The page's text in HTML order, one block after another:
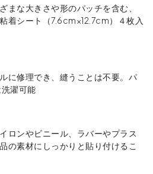
まな大きさや形のパッチを含む、
着シート（7.6cm×12.7cm）４枚入
に修理でき、縫うことは不要。パ
濯可能
ロンやビニール、ラバーやプラス
の素材にしっかりと貼り付けるこ